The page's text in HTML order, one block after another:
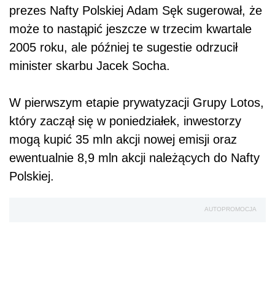
prezes Nafty Polskiej Adam Sęk sugerował, że
może to nastąpić jeszcze w trzecim kwartale
2005 roku, ale później te sugestie odrzucił
minister skarbu Jacek Socha.
W pierwszym etapie prywatyzacji Grupy Lotos,
który zaczął się w poniedziałek, inwestorzy
mogą kupić 35 mln akcji nowej emisji oraz
ewentualnie 8,9 mln akcji należących do Nafty
Polskiej.
AUTOPROMOCJA